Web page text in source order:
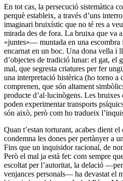
En tot cas, la persecució sistemàtica
perquè estableix, a través d’uns
imaginari bruixístic que no té res a
mirada des de fora. La bruixa que va
«juntes»— muntada en una
encarnat en un boc. Una dona vella i
d’objectes de tradició lunar: el gat, el
mal, que segresta criatures per fer
una interpretació histèrica (ho torno a
comprenen, que són altament
producte d’al·lucinògens. Les
poden experimentar transports
són això, però com ho tradueix
Quan t’estan torturant, acabes dient
condemna les dones per pertànyer a
Fins que un inquisidor racional, de
Però el mal ja està fet: com sempre
escoltat per l’autoritat, la delació
venjances personals— ha devastat el